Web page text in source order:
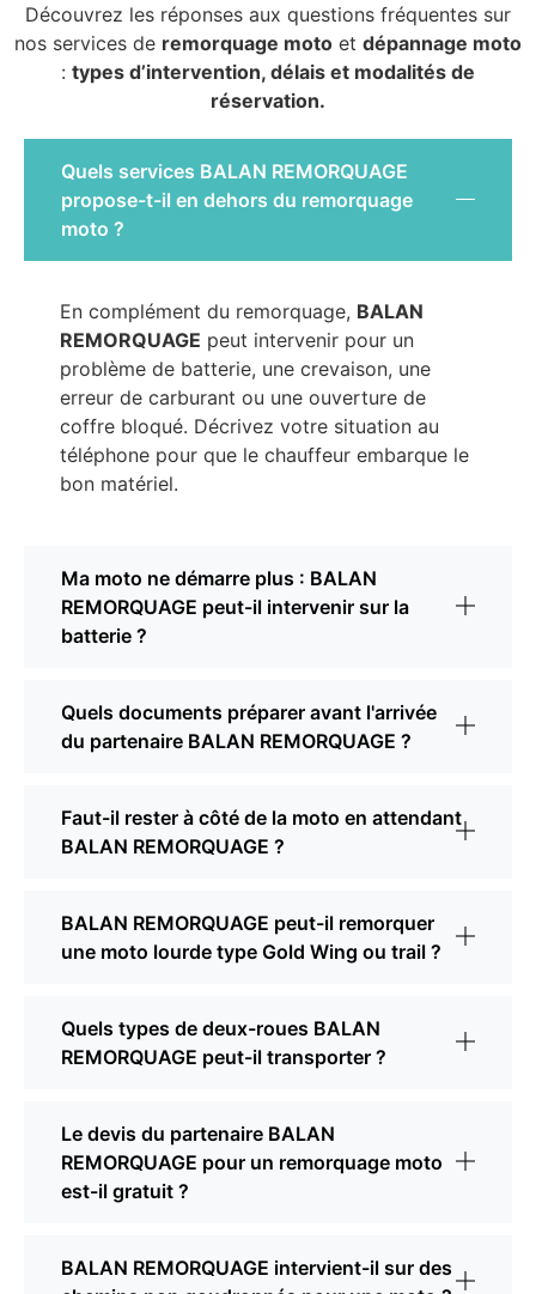
Découvrez les réponses aux questions fréquentes sur
nos services de remorquage moto et dépannage moto
: types d’intervention, délais et modalités de
réservation.
Quels services BALAN REMORQUAGE
propose-t-il en dehors du remorquage
moto ?
En complément du remorquage, BALAN
REMORQUAGE peut intervenir pour un
problème de batterie, une crevaison, une
erreur de carburant ou une ouverture de
coffre bloqué. Décrivez votre situation au
téléphone pour que le chauffeur embarque le
bon matériel.
Ma moto ne démarre plus : BALAN
REMORQUAGE peut-il intervenir sur la
batterie ?
Quels documents préparer avant l'arrivée
du partenaire BALAN REMORQUAGE ?
Faut-il rester à côté de la moto en attendant
BALAN REMORQUAGE ?
BALAN REMORQUAGE peut-il remorquer
une moto lourde type Gold Wing ou trail ?
Quels types de deux-roues BALAN
REMORQUAGE peut-il transporter ?
Le devis du partenaire BALAN
REMORQUAGE pour un remorquage moto
est-il gratuit ?
BALAN REMORQUAGE intervient-il sur des